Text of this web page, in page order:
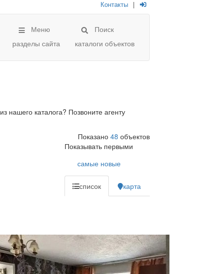
Контакты |
Меню
разделы сайта
Поиск
каталоги объектов
из нашего каталога? Позвоните агенту
Показано 48 объектов
Показывать первыми
самые новые
список карта